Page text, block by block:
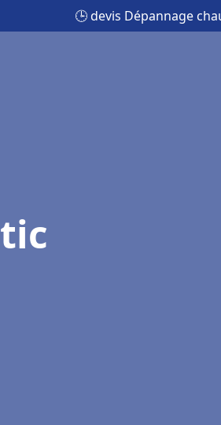
🕒 devis Dépannage